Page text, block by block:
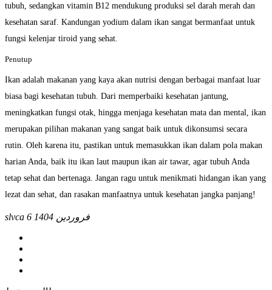
tubuh, sedangkan vitamin B12 mendukung produksi sel darah merah dan
kesehatan saraf. Kandungan yodium dalam ikan sangat bermanfaat untuk
fungsi kelenjar tiroid yang sehat.
Penutup
Ikan adalah makanan yang kaya akan nutrisi dengan berbagai manfaat luar
biasa bagi kesehatan tubuh. Dari memperbaiki kesehatan jantung,
meningkatkan fungsi otak, hingga menjaga kesehatan mata dan mental, ikan
merupakan pilihan makanan yang sangat baik untuk dikonsumsi secara
rutin. Oleh karena itu, pastikan untuk memasukkan ikan dalam pola makan
harian Anda, baik itu ikan laut maupun ikan air tawar, agar tubuh Anda
tetap sehat dan bertenaga. Jangan ragu untuk menikmati hidangan ikan yang
lezat dan sehat, dan rasakan manfaatnya untuk kesehatan jangka panjang!
slvca 6 فروردین 1404